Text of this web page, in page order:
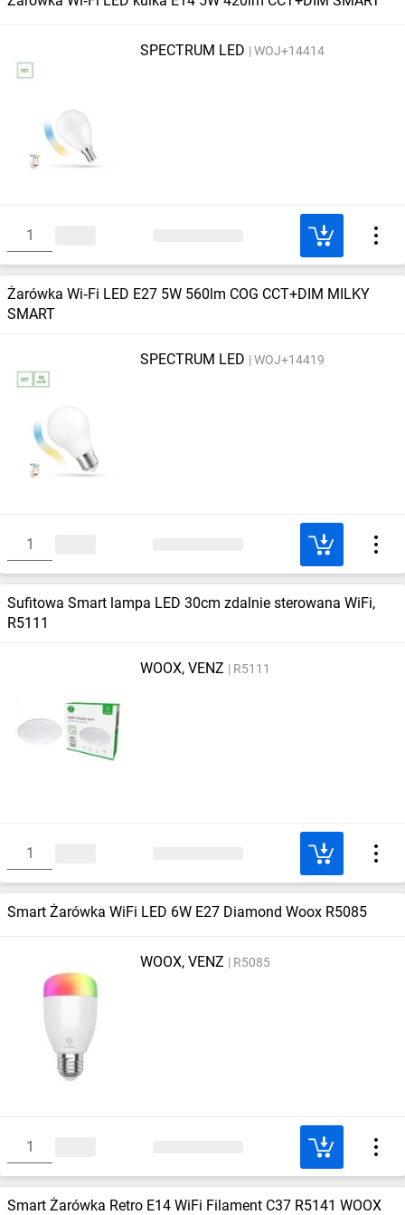
SPECTRUM LED WOJ+14414
Żarówka Wi‑Fi LED E27 5W 560lm COG CCT+DIM MILKY
SMART
SPECTRUM LED WOJ+14419
Sufitowa Smart lampa LED 30cm zdalnie sterowana WiFi,
R5111
WOOX, VENZ R5111
Smart Żarówka WiFi LED 6W E27 Diamond Woox R5085
WOOX, VENZ R5085
Smart Żarówka Retro E14 WiFi Filament C37 R5141 WOOX